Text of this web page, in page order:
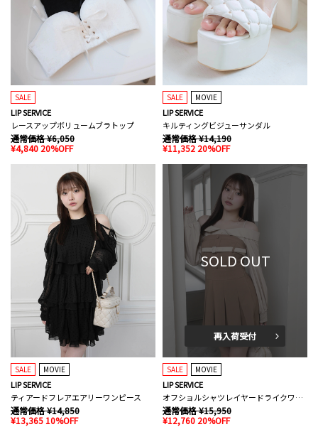
SALE
LIP SERVICE
レースアップボリュームブラトップ
通常価格 ¥6,050
¥4,840 20%OFF
SALE MOVIE
LIP SERVICE
キルティングビジューサンダル
通常価格 ¥14,190
¥11,352 20%OFF
SALE MOVIE
LIP SERVICE
ティアードフレアエアリーワンピース
通常価格 ¥14,850
¥13,365 10%OFF
SOLD OUT
再入荷受付
SALE MOVIE
LIP SERVICE
オフショルシャツレイヤードライクワンピース
通常価格 ¥15,950
¥12,760 20%OFF